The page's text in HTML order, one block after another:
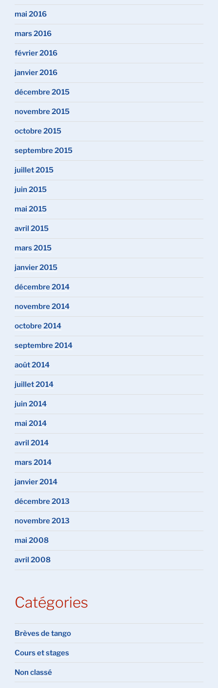
mai 2016
mars 2016
février 2016
janvier 2016
décembre 2015
novembre 2015
octobre 2015
septembre 2015
juillet 2015
juin 2015
mai 2015
avril 2015
mars 2015
janvier 2015
décembre 2014
novembre 2014
octobre 2014
septembre 2014
août 2014
juillet 2014
juin 2014
mai 2014
avril 2014
mars 2014
janvier 2014
décembre 2013
novembre 2013
mai 2008
avril 2008
Catégories
Brèves de tango
Cours et stages
Non classé